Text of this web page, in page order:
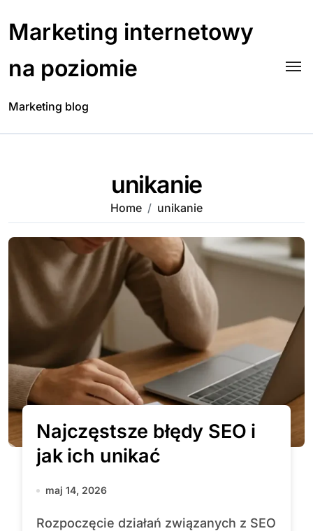
content
Marketing internetowy
na poziomie
Marketing blog
unikanie
Home unikanie
Najczęstsze błędy SEO i
jak ich unikać
maj 14, 2026
Rozpoczęcie działań związanych z SEO